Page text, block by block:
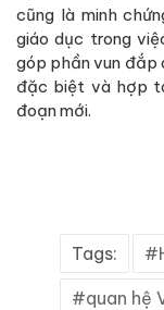
cũng là minh
giáo dục trong
góp phần vun đắp
đặc biệt và hợp
đoạn mới.
Tags:
quan hệ